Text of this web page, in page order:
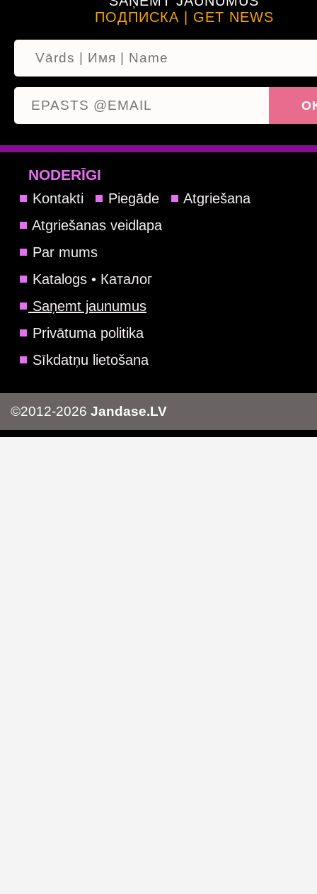
ПОДПИСКА | GET NEWS
NODERĪGI
Kontakti Piegāde
Atgriešana
Atgriešanas veidlapa
Par mums
Katalogs • Каталог
Saņemt jaunumus
Privātuma politika
Sīkdatņu lietošana
©2012-2026 Jandase.LV